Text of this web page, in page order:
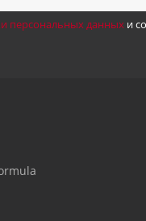
персональных данныхи